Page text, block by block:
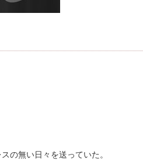
の無い日々を送っていた。